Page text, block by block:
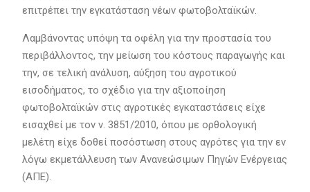
επιτρέπει την εγκατάσταση νέων φωτοβολταϊκών.
Λαμβάνοντας υπόψη τα οφέλη για την προστασία του
περιβάλλοντος, την μείωση του κόστους παραγωγής και
την, σε τελική ανάλυση, αύξηση του αγροτικού
εισοδήματος, το σχέδιο για την αξιοποίηση
φωτοβολταϊκών στις αγροτικές εγκαταστάσεις είχε
εισαχθεί με τον ν. 3851/2010, όπου με ορθολογική
μελέτη είχε δοθεί ποσόστωση στους αγρότες για την εν
λόγω εκμετάλλευση των Ανανεώσιμων Πηγών Ενέργειας
(ΑΠΕ).